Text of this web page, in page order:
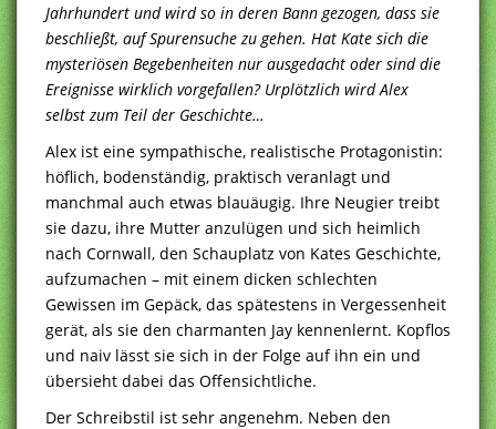
Jahrhundert und wird so in deren Bann gezogen, dass sie
beschließt, auf Spurensuche zu gehen. Hat Kate sich die
mysteriösen Begebenheiten nur ausgedacht oder sind die
Ereignisse wirklich vorgefallen? Urplötzlich wird Alex
selbst zum Teil der Geschichte…
Alex ist eine sympathische, realistische Protagonistin:
höflich, bodenständig, praktisch veranlagt und
manchmal auch etwas blauäugig. Ihre Neugier treibt
sie dazu, ihre Mutter anzulügen und sich heimlich
nach Cornwall, den Schauplatz von Kates Geschichte,
aufzumachen – mit einem dicken schlechten
Gewissen im Gepäck, das spätestens in Vergessenheit
gerät, als sie den charmanten Jay kennenlernt. Kopflos
und naiv lässt sie sich in der Folge auf ihn ein und
übersieht dabei das Offensichtliche.
Der Schreibstil ist sehr angenehm. Neben den